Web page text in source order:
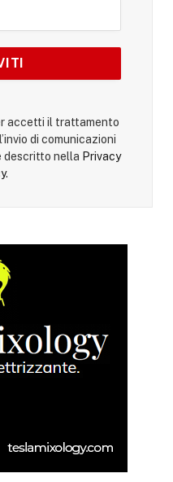
accetti il trattamento
di comunicazioni
descritto nella Privacy
.